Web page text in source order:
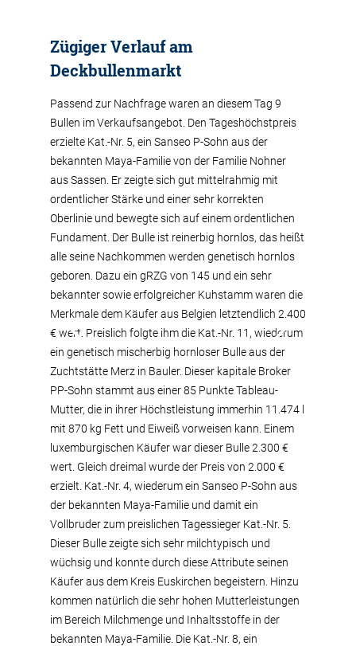
Zügiger Verlauf am
Deckbullenmarkt
Passend zur Nachfrage waren an diesem Tag 9
Bullen im Verkaufsangebot. Den Tageshöchstpreis
erzielte Kat.-Nr. 5, ein Sanseo P-Sohn aus der
bekannten Maya-Familie von der Familie Nohner
aus Sassen. Er zeigte sich gut mittelrahmig mit
ordentlicher Stärke und einer sehr korrekten
Oberlinie und bewegte sich auf einem ordentlichen
Fundament. Der Bulle ist reinerbig hornlos, das heißt
alle seine Nachkommen werden genetisch hornlos
geboren. Dazu ein gRZG von 145 und ein sehr
bekannter sowie erfolgreicher Kuhstamm waren die
Merkmale dem Käufer aus Belgien letztendlich 2.400
€ wert. Preislich folgte ihm die Kat.-Nr. 11, wiederum
ein genetisch mischerbig hornloser Bulle aus der
Zuchtstätte Merz in Bauler. Dieser kapitale Broker
PP-Sohn stammt aus einer 85 Punkte Tableau-
Mutter, die in ihrer Höchstleistung immerhin 11.474 l
mit 870 kg Fett und Eiweiß vorweisen kann. Einem
luxemburgischen Käufer war dieser Bulle 2.300 €
wert. Gleich dreimal wurde der Preis von 2.000 €
erzielt. Kat.-Nr. 4, wiederum ein Sanseo P-Sohn aus
der bekannten Maya-Familie und damit ein
Vollbruder zum preislichen Tagessieger Kat.-Nr. 5.
Dieser Bulle zeigte sich sehr milchtypisch und
wüchsig und konnte durch diese Attribute seinen
Käufer aus dem Kreis Euskirchen begeistern. Hinzu
kommen natürlich die sehr hohen Mutterleistungen
im Bereich Milchmenge und Inhaltsstoffe in der
bekannten Maya-Familie. Die Kat.-Nr. 8, ein